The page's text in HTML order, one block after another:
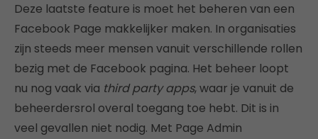
Deze laatste feature is moet het beheren van een
Facebook Page makkelijker maken. In organisaties
zijn steeds meer mensen vanuit verschillende rollen
bezig met de Facebook pagina. Het beheer loopt
nu nog vaak via third party apps, waar je vanuit de
beheerdersrol overal toegang toe hebt. Dit is in
veel gevallen niet nodig. Met Page Admin